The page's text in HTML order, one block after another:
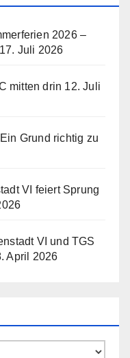
2026 –
17. Juli 2026
mitten drin 12. Juli
Grund richtig zu
VI feiert Sprung
VI und TGS
April 2026